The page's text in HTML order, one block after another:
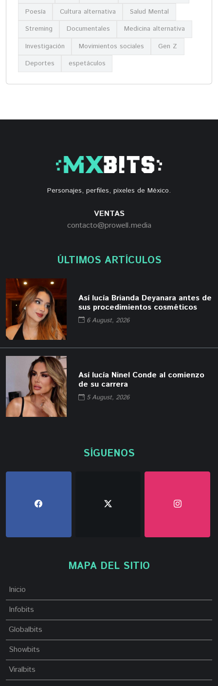
Poesía
Cultura alternativa
Salud Mental
Streming
Documentales
Medicina alternativa
Investigación
Movimientos sociales
Gen Z
Deportes
espetáculos
Personajes, perfiles, pixeles de México.
VENTAS
contacto@prowell.media
ÚLTIMOS ARTÍCULOS
Así lucía Brianda Deyanara antes de
sus procedimientos cosméticos
6 August, 2026
Así lucía Ninel Conde al comienzo
de su carrera
5 August, 2026
SÍGUENOS
MAPA DEL SITIO
Inicio
Infobits
Globalbits
Showbits
Viralbits